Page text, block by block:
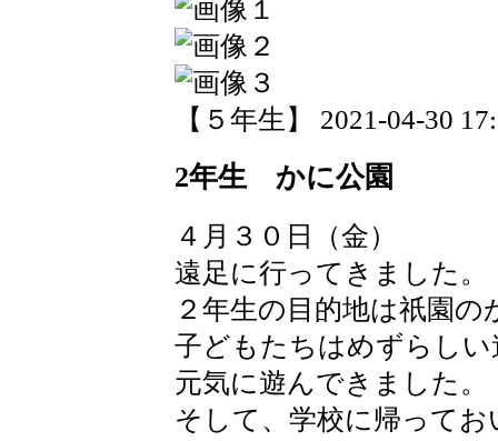
【５年生】 2021-04-30
2年生 かに公園
４月３０日（金）
遠足に行ってきました。
２年生の目的地は祇園の
子どもたちはめずらしい
元気に遊んできました。
そして、学校に帰って